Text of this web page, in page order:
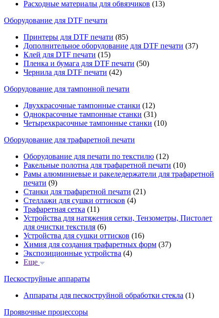
Расходные материалы для обвязчиков (13)
Оборудование для DTF печати
Принтеры для DTF печати (85)
Дополнительное оборудование для DTF печати (37)
Клей для DTF печати (15)
Пленка и бумага для DTF печати (50)
Чернила для DTF печати (42)
Оборудование для тампонной печати
Двухкрасочные тампонные станки (12)
Однокрасочные тампонные станки (31)
Четырехкрасочные тампонные станки (10)
Оборудование для трафаретной печати
Оборудование для печати по текстилю (12)
Ракельные полотна для трафаретной печати (10)
Рамы алюминиевые и ракеледержатели для трафаретной
печати (9)
Станки для трафаретной печати (21)
Стеллажи для сушки оттисков (4)
Трафаретная сетка (11)
Устройства для натяжения сетки, Тензометры, Пистолет
для очистки текстиля (6)
Устройства для сушки оттисков (16)
Химия для создания трафаретных форм (37)
Экспозиционные устройства (4)
Еще
Пескоструйные аппараты
Аппараты для пескоструйной обработки стекла (1)
Проявочные процессоры